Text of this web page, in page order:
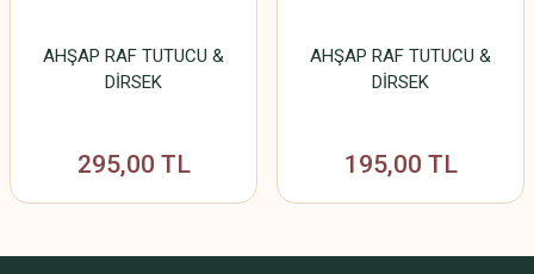
AHŞAP RAF TUTUCU &
DİRSEK
295,00 TL
AHŞAP RAF TUTUCU &
DİRSEK
195,00 TL